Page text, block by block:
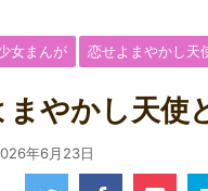
女まんが 恋せよまやかし天
まやかし天使
年6月23日